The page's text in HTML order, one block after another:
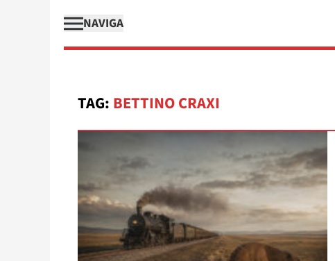
NAVIGA
TAG: BETTINO CRAXI